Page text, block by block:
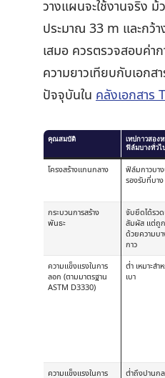
วางแผนจะใช้งานจริง ม้
ประมาณ 33 m และกว้
เสมอ ควรตรวจสอบค่า
ความยาวเทียบกับเอก
ปัจจุบันใน คลังเอกสาร
คุณสมบัติ
เทปกาวสอง
ฟิล์มบางทั่วไ
โครงสร้างแกนกลาง
ฟิล์มกาวบา
รองรับที่บาง
กระบวนการสร้าง
พันธะ
จับยึดได้รวด
สัมผัส แต่ถู
ด้วยความบ
กาว
ความแข็งแรงในการ
ลอก (ตามมาตรฐาน
ASTM D3330)
ต่ำ เหมาะสำ
เบา
ความแข็งแรงในการ
ต่ำถึงปานก